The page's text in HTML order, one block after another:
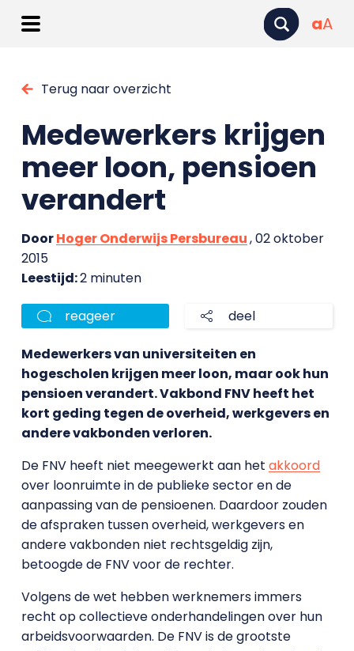
aA
Terug naar overzicht
Medewerkers krijgen
meer loon, pensioen
verandert
DoorHoger Onderwijs Persbureau, 02 oktober
2015
Leestijd:2 minuten
reageer deel
Medewerkers van universiteiten en
hogescholen krijgen meer loon, maar ook hun
pensioen verandert. Vakbond FNV heeft het
kort geding tegen de overheid, werkgevers en
andere vakbonden verloren.
De FNV heeft niet meegewerkt aan het akkoord
over loonruimte in de publieke sector en de
aanpassing van de pensioenen. Daardoor zouden
de afspraken tussen overheid, werkgevers en
andere vakbonden niet rechtsgeldig zijn,
betoogde de FNV voor de rechter.
Volgens de wet hebben werknemers immers
recht op collectieve onderhandelingen over hun
arbeidsvoorwaarden. De FNV is de grootste